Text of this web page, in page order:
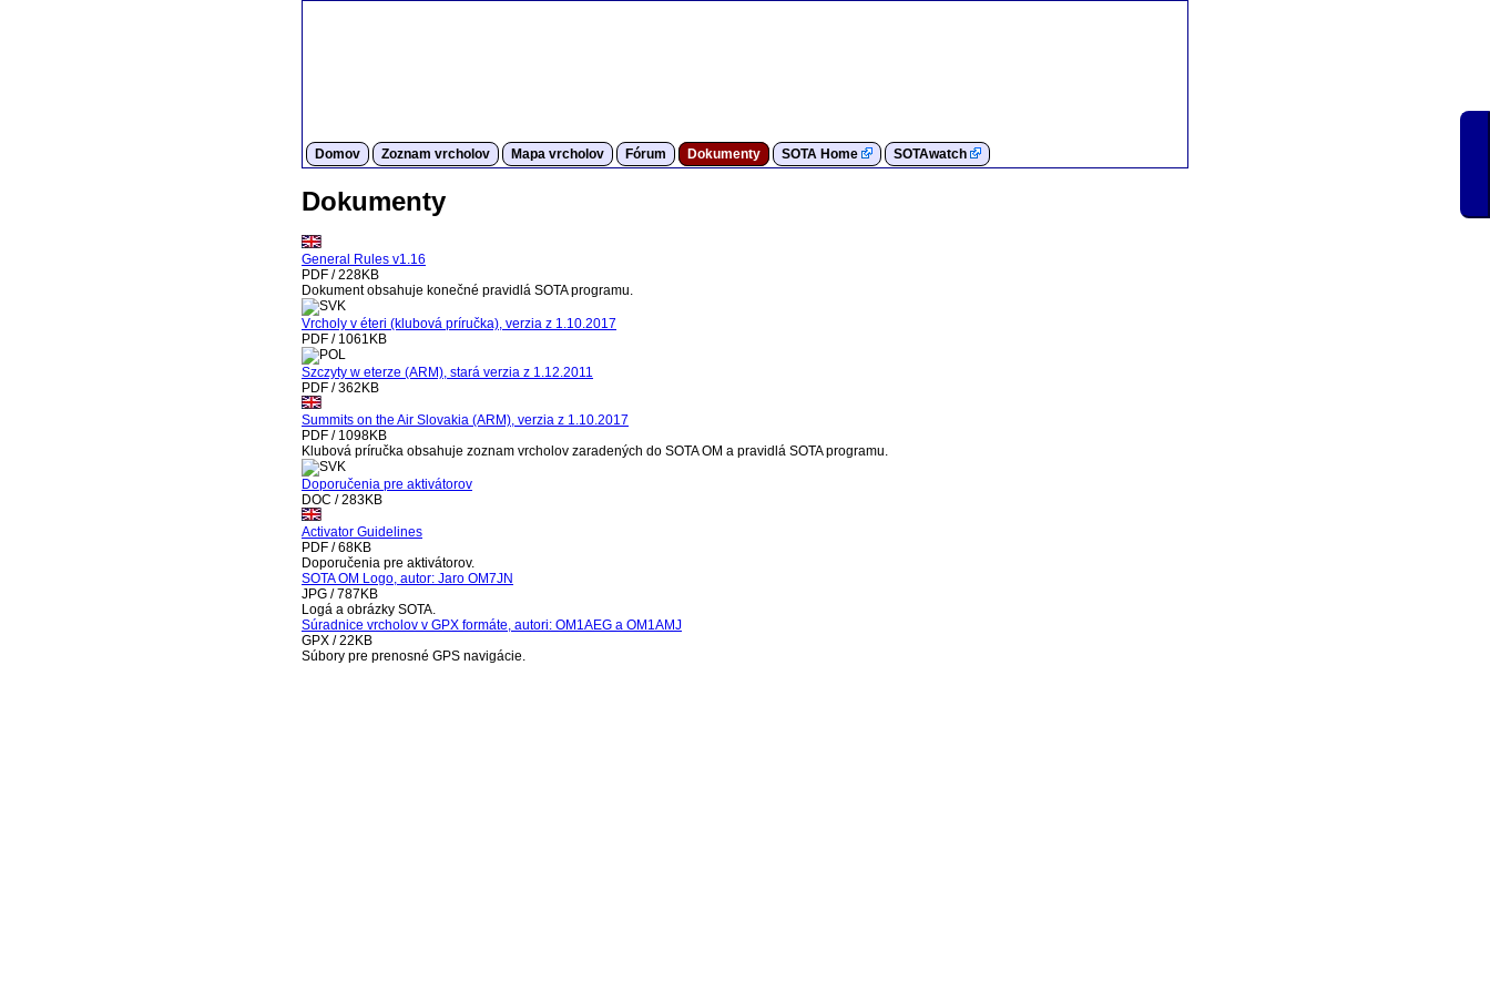
Domov Zoznam vrcholov Mapa vrcholov Fórum Dokumenty SOTA Home SOTAwatch
Dokumenty
General Rules v1.16
PDF / 228KB
Dokument obsahuje konečné pravidlá SOTA programu.
Vrcholy v éteri (klubová príručka), verzia z 1.10.2017
PDF / 1061KB
Szczyty w eterze (ARM), stará verzia z 1.12.2011
PDF / 362KB
Summits on the Air Slovakia (ARM), verzia z 1.10.2017
PDF / 1098KB
Klubová príručka obsahuje zoznam vrcholov zaradených do SOTA OM a pravidlá SOTA programu.
Doporučenia pre aktivátorov
DOC / 283KB
Activator Guidelines
PDF / 68KB
Doporučenia pre aktivátorov.
SOTA OM Logo, autor: Jaro OM7JN
JPG / 787KB
Logá a obrázky SOTA.
Súradnice vrcholov v GPX formáte, autori: OM1AEG a OM1AMJ
GPX / 22KB
Súbory pre prenosné GPS navigácie.